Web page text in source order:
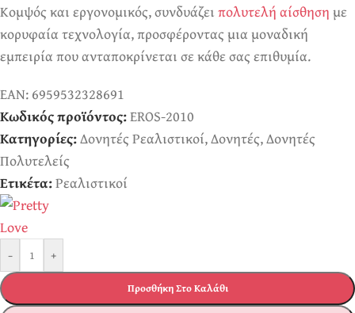
Κομψός και εργονομικός, συνδυάζειπολυτελή αίσθησημε
κορυφαία τεχνολογία, προσφέροντας μια μοναδική
εμπειρία που ανταποκρίνεται σε κάθε σας επιθυμία.
EAN:6959532328691
Κωδικός προϊόντος:EROS-2010
Κατηγορίες:Δονητές Ρεαλιστικοί,Δονητές,Δονητές
Πολυτελείς
Ετικέτα:Ρεαλιστικοί
- +
Προσθήκη Στο Καλάθι